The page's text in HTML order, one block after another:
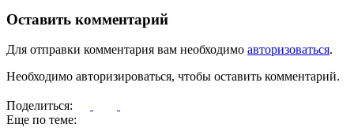
Оставить комментарий
Для отправки комментария вам необходимо авторизоваться.
Необходимо авторизироваться, чтобы оставить комментарий.
Поделиться:
Еще по теме: